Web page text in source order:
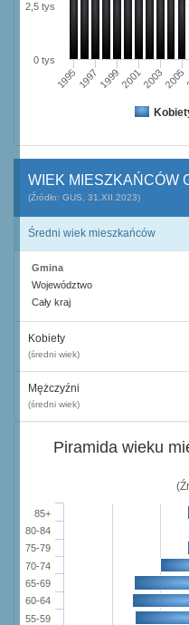
199519971999200120032005
0 tys
2,5 tys
WIEK MIESZKAŃCÓW
(Źródło: GUS, 31.XII.2023)
Średni wiek mieszkańców
Gmina
Województwo
Cały kraj
Kobiety
(średni wiek)
Mężczyźni
(średni wiek)
Piramida wieku
55-59
60-64
65-69
70-74
75-79
80-84
85+